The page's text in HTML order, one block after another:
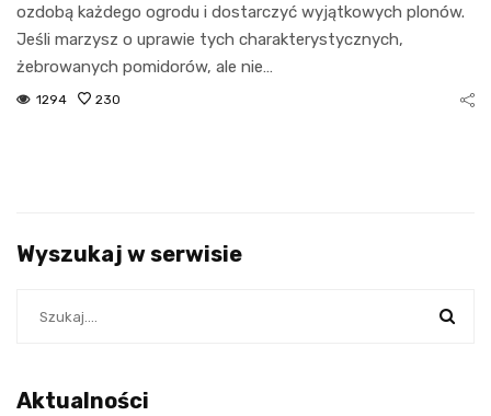
ozdobą każdego ogrodu i dostarczyć wyjątkowych plonów.
Jeśli marzysz o uprawie tych charakterystycznych,
żebrowanych pomidorów, ale nie…
1294 230
Wyszukaj w serwisie
Aktualności